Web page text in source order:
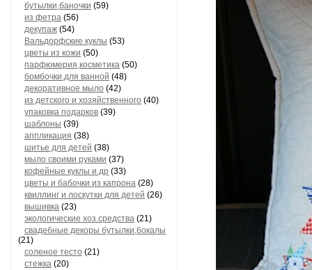
бутылки,баночки (59)
из фетра (56)
декупаж (54)
Вальдорфские куклы (53)
цветы из кожи (50)
парфюмерия,косметика (50)
бомбочки.для ванной (48)
декоративное мыло (42)
из детского и хозяйственного (40)
упаковка подарков (39)
шаблоны (39)
аппликация (38)
шитье для детей (38)
мыло своими руками (37)
кофейные куклы и др (33)
цветы и бабочки из капрона (28)
квиллинг и лоскутки для детей (26)
вышивка (23)
экологические хоз.средства (21)
свадебные декоры бутылки,бокалы
(21)
соленое тесто (21)
стежка (20)